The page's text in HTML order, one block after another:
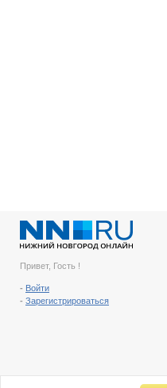
Привет, Гость !
- Войти
- Зарегистрироваться